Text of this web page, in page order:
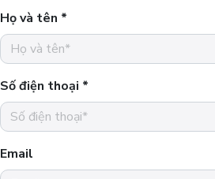
Họ và tên *
Số điện thoại *
Email